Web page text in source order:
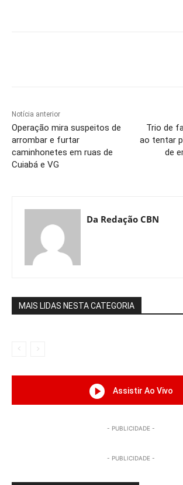
Notícia anterior
Operação mira suspeitos de
arrombar e furtar
caminhonetes em ruas de
Cuiabá e VG
Trio de
ao tentar
de
Da Redação CBN
MAIS LIDAS NESTA CATEGORIA
Assistir Ao Vivo
- PUBLICIDADE -
- PUBLICIDADE -